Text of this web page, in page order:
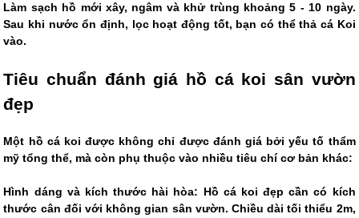
Làm sạch hồ mới xây, ngâm và khử trùng khoảng 5 - 10 ngày.
Sau khi nước ổn định, lọc hoạt động tốt, bạn có thể thả cá Koi
vào.
Tiêu chuẩn đánh giá hồ cá koi sân vườn
đẹp
Một hồ cá koi được không chỉ được đánh giá bởi yếu tố thẩm
mỹ tổng thể, mà còn phụ thuộc vào nhiều tiêu chí cơ bản khác:
Hình dáng và kích thước hài hòa: Hồ cá koi đẹp cần có kích
thước cân đối với không gian sân vườn. Chiều dài tối thiểu 2m,